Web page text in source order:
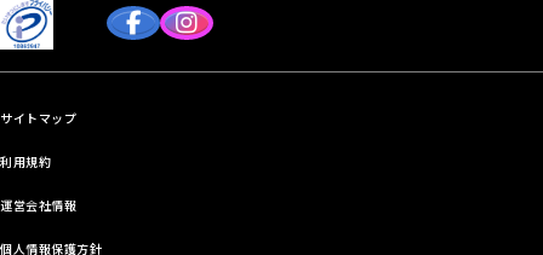
サイトマップ
利用規約
運営会社情報
個人情報保護方針